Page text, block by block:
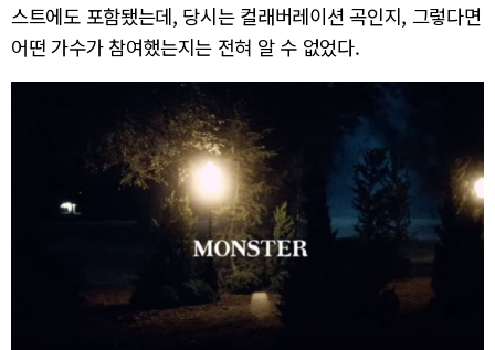
스트에도 포함됐는데, 당시는 컬래버레이션 곡인지, 그렇다면
어떤 가수가 참여했는지는 전혀 알 수 없었다.